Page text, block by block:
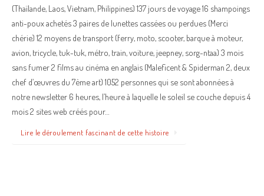
(Thaïlande, Laos, Vietnam, Philippines) 137 jours de voyage 16 shampoings
anti-poux achetés 3 paires de lunettes cassées ou perdues (Merci
chérie) 12 moyens de transport (ferry, moto, scooter, barque à moteur,
avion, tricycle, tuk-tuk, métro, train, voiture, jeepney, sorg-ntaa) 3 mois
sans fumer 2 films au cinéma en anglais (Maleficent & Spiderman 2, deux
chef d’œuvres du 7ème art) 1052 personnes qui se sont abonnées à
notre newsletter 6 heures, l’heure à laquelle le soleil se couche depuis 4
mois 2 sites web créés pour…
Lire le déroulement fascinant de cette histoire